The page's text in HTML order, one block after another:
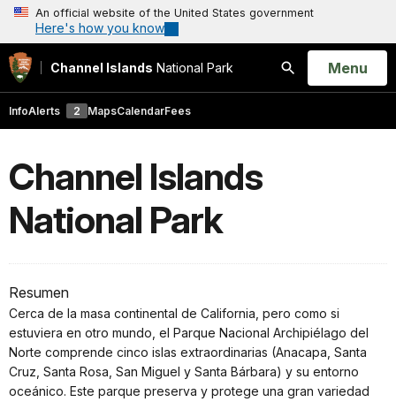
An official website of the United States government
Here's how you know
Channel Islands National Park
Search
Open
Menu
InfoAlerts 2 MapsCalendarFees
Channel Islands
National Park
Resumen
Cerca de la masa continental de California, pero como si
estuviera en otro mundo, el Parque Nacional Archipiélago del
Norte comprende cinco islas extraordinarias (Anacapa, Santa
Cruz, Santa Rosa, San Miguel y Santa Bárbara) y su entorno
oceánico. Este parque preserva y protege una gran variedad